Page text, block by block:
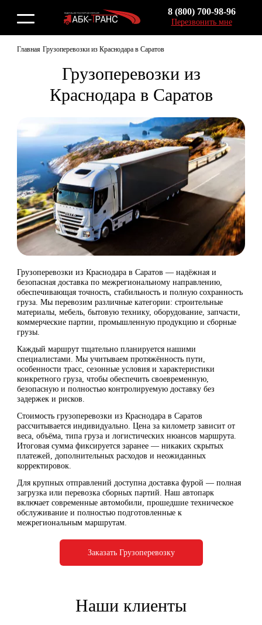
8 (800) 700-98-96
Перезвонить мне
Главная Грузоперевозки из Краснодара в Саратов
Грузоперевозки из
Краснодара в Саратов
Грузоперевозки из Краснодара в Саратов — надёжная и
безопасная доставка по межрегиональному направлению,
обеспечивающая точность, стабильность и полную сохранность
груза. Мы перевозим различные категории: строительные
материалы, мебель, бытовую технику, оборудование, запчасти,
коммерческие партии, промышленную продукцию и сборные
грузы.
Каждый маршрут тщательно планируется нашими
специалистами. Мы учитываем протяжённость пути,
особенности трасс, сезонные условия и характеристики
конкретного груза, чтобы обеспечить своевременную,
безопасную и полностью контролируемую доставку без
задержек и рисков.
Стоимость грузоперевозки из Краснодара в Саратов
рассчитывается индивидуально. Цена за километр зависит от
веса, объёма, типа груза и логистических нюансов маршрута.
Итоговая сумма фиксируется заранее — никаких скрытых
платежей, дополнительных расходов и неожиданных
корректировок.
Для крупных отправлений доступна доставка фурой — полная
загрузка или перевозка сборных партий. Наш автопарк
включает современные автомобили, прошедшие техническое
обслуживание и полностью подготовленные к
межрегиональным маршрутам.
Заказать Грузоперевозку
Наши клиенты